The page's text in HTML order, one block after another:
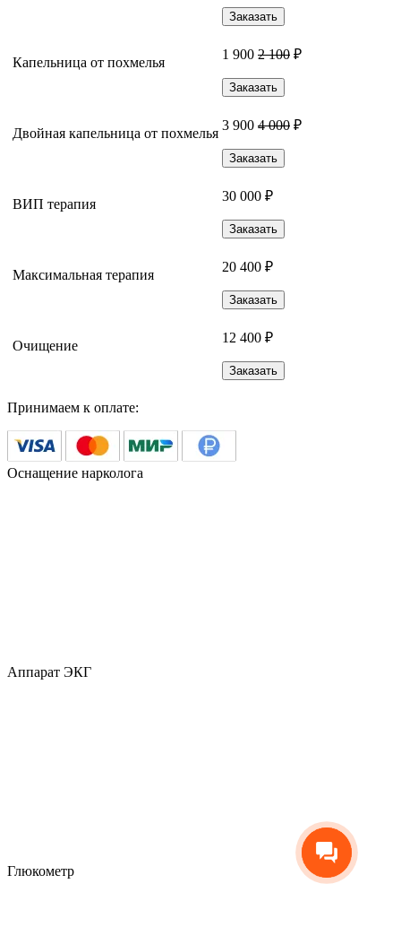
Заказать
Капельница от похмелья
1 900 2 100 ₽
Заказать
Двойная капельница от похмелья
3 900 4 000 ₽
Заказать
ВИП терапия
30 000 ₽
Заказать
Максимальная терапия
20 400 ₽
Заказать
Очищение
12 400 ₽
Заказать
Принимаем к оплате:
Оснащение нарколога
Аппарат ЭКГ
Глюкометр